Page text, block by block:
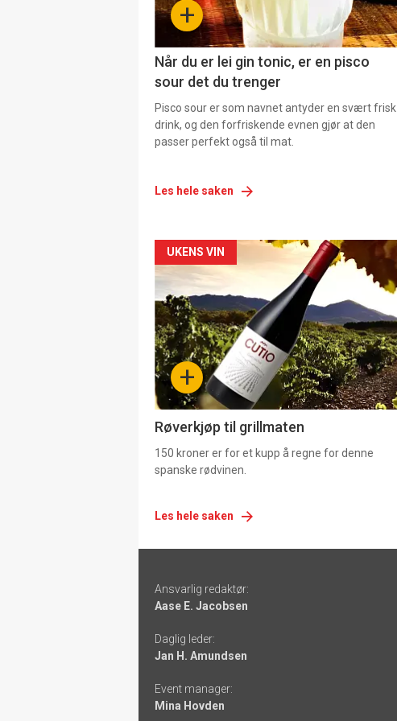
+
Når du er lei gin tonic, er en pisco
sour det du trenger
Pisco sour er som navnet antyder en svært frisk
drink, og den forfriskende evnen gjør at den
passer perfekt også til mat.
Les hele saken
Forsiden
akkurat
nå
-
4 +
UKENS VIN
Røverkjøp til grillmaten
150 kroner er for et kupp å regne for denne
spanske rødvinen.
Les hele saken
-
links
Ansvarlig redaktør:
Aase E. Jacobsen
Daglig leder:
Jan H. Amundsen
Event manager:
Mina Hovden